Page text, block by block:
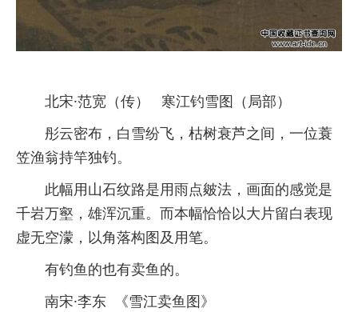
北宋·范宽（传） 寒江钓雪图（局部）
彤云密布，白雪纷飞，枯树衰芦之间，一位蓑
笠渔翁持竿独钓。
此幅用山石纹路是用雨点皴法，画面的感觉是
千岩万壑，雄浑沉重。而本幅恰恰以大片留白表现
虚无空濛，以角落构图及用笔。
有钓鱼的也有卖鱼的。
南宋·李东 《雪江卖鱼图》